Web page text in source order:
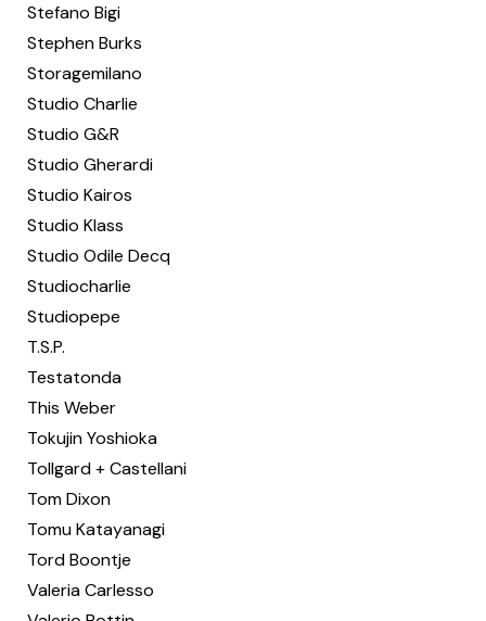
Stefano Bigi
Stephen Burks
Storagemilano
Studio Charlie
Studio G&R
Studio Gherardi
Studio Kairos
Studio Klass
Studio Odile Decq
Studiocharlie
Studiopepe
T.S.P.
Testatonda
This Weber
Tokujin Yoshioka
Tollgard + Castellani
Tom Dixon
Tomu Katayanagi
Tord Boontje
Valeria Carlesso